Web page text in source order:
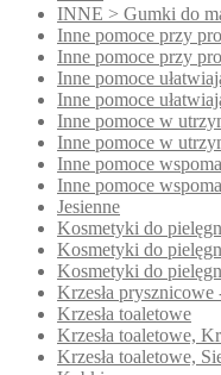
INNE > Gumki do
Inne pomoce przy
Inne pomoce przy
Inne pomoce
Inne pomoce
Inne pomoce w
Inne pomoce w
Inne pomoce
Inne pomoce
Jesienne
Kosmetyki do
Kosmetyki do
Kosmetyki do
Krzesła
Krzesła toaletowe
Krzesła toaletowe,
Krzesła toaletowe,